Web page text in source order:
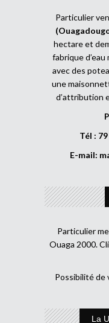
Particulier
hectare et
fabrique
avec des
une
d’attribution
Tél :
E-mail:
Particulier
Ouaga 2000.
Possibilité de
La